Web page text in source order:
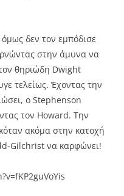
δεν τον εμπόδισε
στην άμυνα να
θηριώδη Dwight
τελείως. Έχοντας την
ο Stephenson
τον Howard. Την
ακόμα στην κατοχή
Gilchrist να καρφώνει!